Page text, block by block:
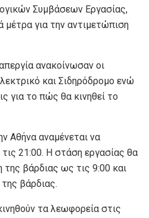
Συμβάσεων Εργασίας,
μέτρα για την αντιμετώπιση
ανακοίνωσαν οι
και Σιδηρόδρομο ενώ
για το πώς θα κινηθεί το
Αθήνα αναμένεται να
21:00. Η στάση εργασίας θα
της βάρδιας ως τις 9:00 και
βάρδιας.
τα λεωφορεία στις